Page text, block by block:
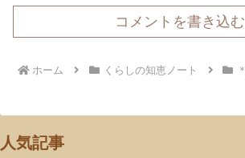
コメントを書き込む
ホーム くらしの知恵ノート
人気記事